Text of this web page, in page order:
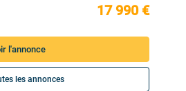
17 990 €
l'annonce
les annonces